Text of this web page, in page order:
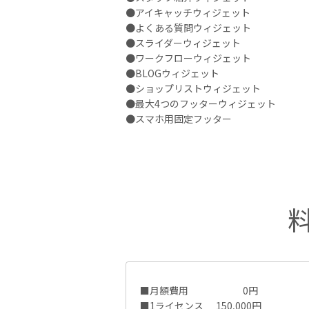
●アイキャッチウィジェット
●よくある質問ウィジェット
●スライダーウィジェット
●ワークフローウィジェット
●BLOGウィジェット
●ショップリストウィジェット
●最大4つのフッターウィジェット
●スマホ用固定フッター
■月額費用 0円
■1ライセンス 150,000円